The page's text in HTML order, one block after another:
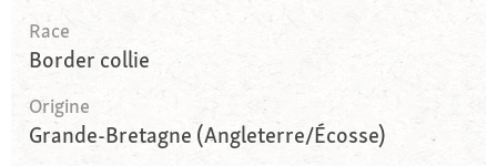
Race
Border collie
Origine
Grande-Bretagne (Angleterre/Écosse)